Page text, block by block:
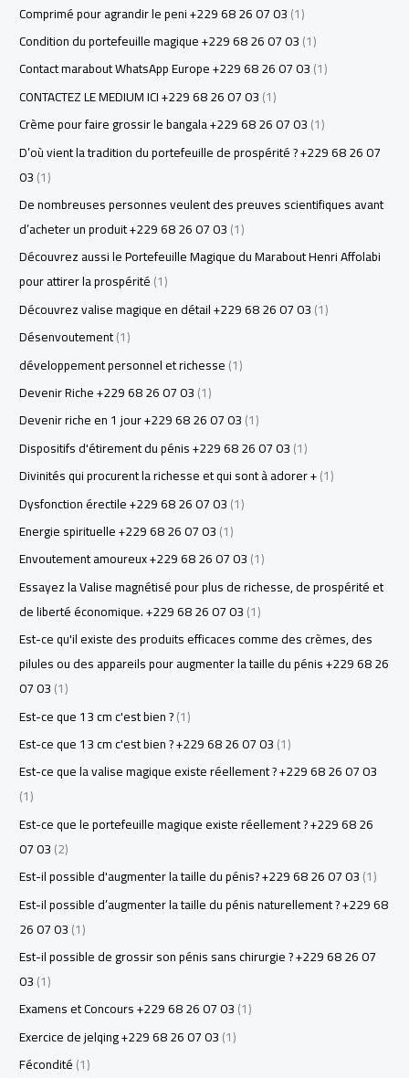
Comprimé pour agrandir le peni +229 68 26 07 03(1)
Condition du portefeuille magique +229 68 26 07 03(1)
Contact marabout WhatsApp Europe +229 68 26 07 03(1)
CONTACTEZ LE MEDIUM ICI +229 68 26 07 03(1)
Crème pour faire grossir le bangala +229 68 26 07 03(1)
D’où vient la tradition du portefeuille de prospérité ? +229 68 26 07
03(1)
De nombreuses personnes veulent des preuves scientifiques avant
d’acheter un produit +229 68 26 07 03(1)
Découvrez aussi le Portefeuille Magique du Marabout Henri Affolabi
pour attirer la prospérité(1)
Découvrez valise magique en détail +229 68 26 07 03(1)
Désenvoutement(1)
développement personnel et richesse(1)
Devenir Riche +229 68 26 07 03(1)
Devenir riche en 1 jour +229 68 26 07 03(1)
Dispositifs d'étirement du pénis +229 68 26 07 03(1)
Divinités qui procurent la richesse et qui sont à adorer +(1)
Dysfonction érectile +229 68 26 07 03(1)
Energie spirituelle +229 68 26 07 03(1)
Envoutement amoureux +229 68 26 07 03(1)
Essayez la Valise magnétisé pour plus de richesse, de prospérité et
de liberté économique. +229 68 26 07 03(1)
Est-ce qu'il existe des produits efficaces comme des crèmes, des
pilules ou des appareils pour augmenter la taille du pénis +229 68 26
07 03(1)
Est-ce que 13 cm c'est bien ?(1)
Est-ce que 13 cm c'est bien ? +229 68 26 07 03(1)
Est-ce que la valise magique existe réellement ? +229 68 26 07 03
(1)
Est-ce que le portefeuille magique existe réellement ? +229 68 26
07 03(2)
Est-il possible d'augmenter la taille du pénis? +229 68 26 07 03(1)
Est-il possible d’augmenter la taille du pénis naturellement ? +229 68
26 07 03(1)
Est-il possible de grossir son pénis sans chirurgie ? +229 68 26 07
03(1)
Examens et Concours +229 68 26 07 03(1)
Exercice de jelqing +229 68 26 07 03(1)
Fécondité(1)